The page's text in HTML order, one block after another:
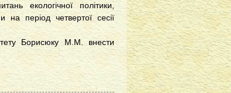
екологічної політики,
на період четвертої сесії
Борисюку М.М. внести